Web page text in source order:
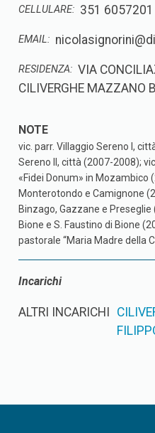
CELLULARE: 351 6057201
EMAIL:
RESIDENZA: VIA
CILIVERGHE MAZZANO
vic. parr. Villaggio Sereno I,
Sereno II, città (2007-2008);
«Fidei Donum» in Mozambico
Monterotondo e Camignone
Binzago, Gazzane e
Bione e S. Faustino di Bione
pastorale “Maria Madre della
Incarichi
ALTRI INCARICHI